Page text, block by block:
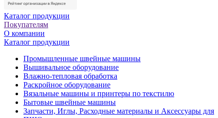
Каталог продукции
Покупателям
О компании
Каталог продукции
Промышленные швейные машины
Вышивальное оборудование
Влажно-тепловая обработка
Раскройное оборудование
Вязальные машины и принтеры по текстилю
Бытовые швейные машины
Запчасти, Иглы, Расходные материалы и Аксессуары для